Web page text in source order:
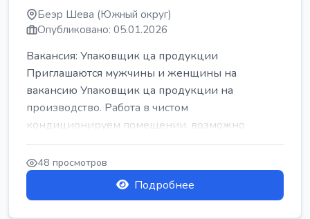
Беэр Шева (Южный округ)
Опубликовано: 05.01.2026
Вакансия: Упаковщик ца продукции
Приглашаются мужчины и женщины на
вакансию Упаковщик ца продукции на
производство. Работа в чистом
кондиционируем помещении, возможно
работать сидя. Работа с воскресен...
48 просмотров
Подробнее